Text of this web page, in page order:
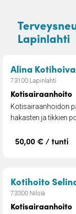
Lapinlahti
Alina
73100 Lapinlahti
Kotisairaanhoito
Kotisairaanhoidon
hakasten ja tikkien
50,00 € / tunti
Kotihoito
73300 Nilsiä
Kotisairaanhoito